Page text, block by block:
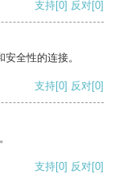
支持[0] 反对[0]
全性的连接。
支持[0] 反对[0]
支持[0] 反对[0]